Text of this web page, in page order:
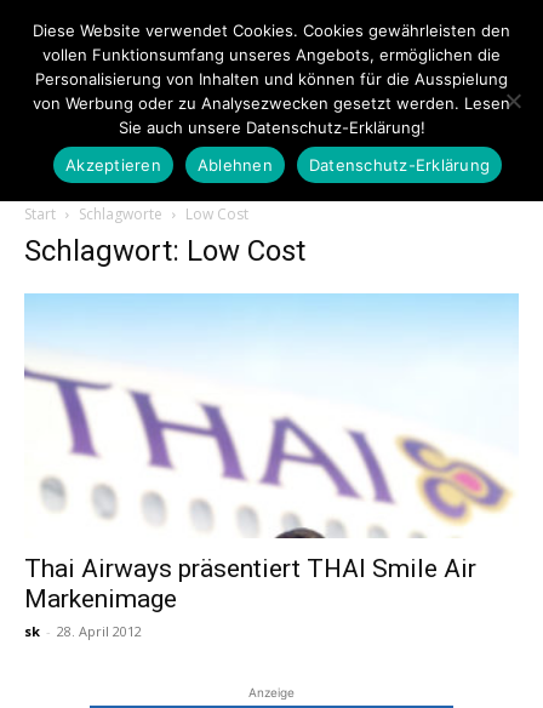
Touristiknews.de
Start Schlagworte Low Cost
Schlagwort: Low Cost
Thai Airways präsentiert THAI Smile Air
Markenimage
sk - 28. April 2012
Anzeige
Diese Website verwendet Cookies. Cookies gewährleisten den
vollen Funktionsumfang unseres Angebots, ermöglichen die
Personalisierung von Inhalten und können für die Ausspielung
von Werbung oder zu Analysezwecken gesetzt werden. Lesen
Sie auch unsere Datenschutz-Erklärung!
Akzeptieren
Ablehnen Datenschutz-Erklärung